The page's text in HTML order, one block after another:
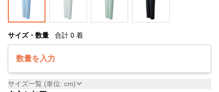
サイズ・数量 合計 0 着
数量を入力
サイズ一覧 (単位: cm)